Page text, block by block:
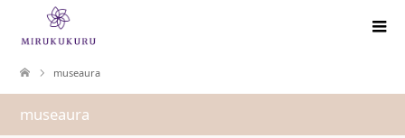
museaura
museaura